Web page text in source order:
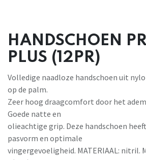
HANDSCHOEN
PLUS (12PR)
Volledige naadloze handschoen uit
op de palm.
Zeer hoog draagcomfort door het
Goede natte en
olieachtige grip. Deze handschoen
pasvorm en optimale
vingergevoeligheid. MATERIAAL: nitril.